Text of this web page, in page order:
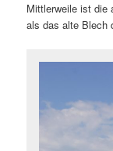
Mittlerweile ist die
als das alte Blech